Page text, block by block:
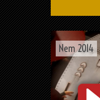
Nem 2014